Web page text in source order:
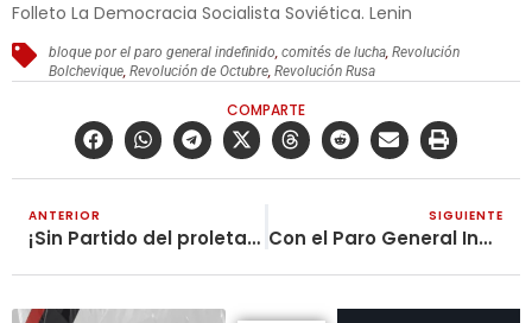
Folleto La Democracia Socialista Soviética. Lenin
bloque por el paro general indefinido ,comités de lucha ,Revolución
Bolchevique ,Revolución de Octubre ,Revolución Rusa
COMPARTE
ANTERIOR
¡Sin Partido del proletariado, no habrá Revolución! Ep3
SIGUIENTE
Con el Paro General Indefinido, Avanzar en la Alianza Obrero-Campesina y la Revolución